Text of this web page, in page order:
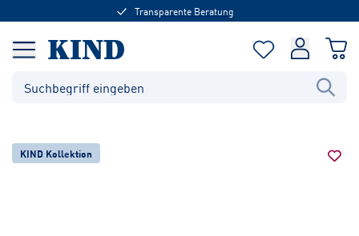
Transparente Beratung
KIND Kollektion